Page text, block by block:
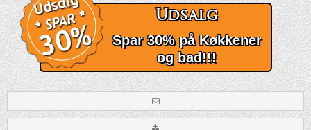
Udsalg
Spar 30% på Køkkener
og bad!!!